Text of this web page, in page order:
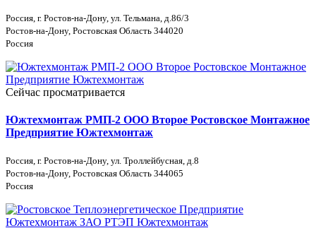
Россия, г. Ростов-на-Дону, ул. Тельмана, д.86/3
Ростов-на-Дону, Ростовская Область 344020
Россия
Сейчас просматривается
Южтехмонтаж РМП-2 ООО Второе Ростовское Монтажное
Предприятие Южтехмонтаж
Россия, г. Ростов-на-Дону, ул. Троллейбусная, д.8
Ростов-на-Дону, Ростовская Область 344065
Россия